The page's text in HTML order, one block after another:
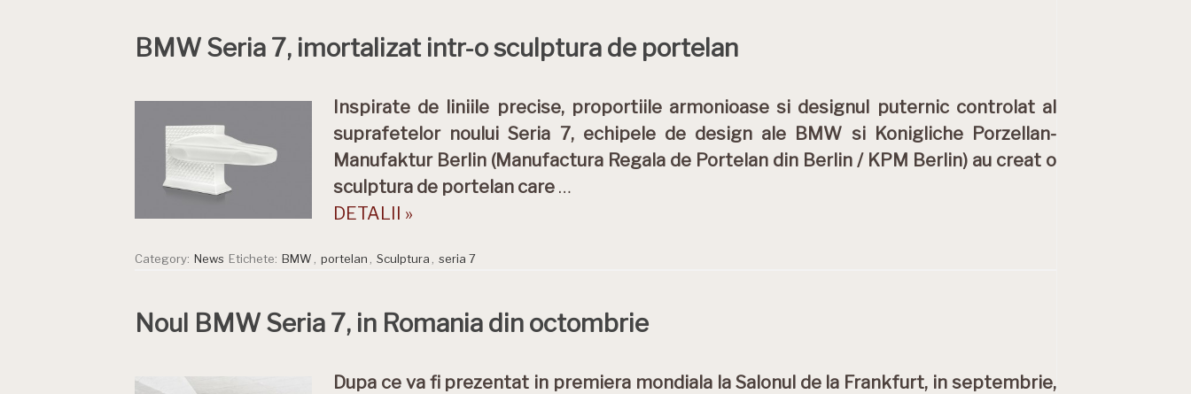
BMW Seria 7, imortalizat intr-o sculptura de portelan
Inspirate de liniile precise, proportiile armonioase si designul puternic controlat al
suprafetelor noului Seria 7, echipele de design ale BMW si Konigliche Porzellan-
Manufaktur Berlin (Manufactura Regala de Portelan din Berlin / KPM Berlin) au creat o
sculptura de portelan care …
DETALII »
Category: News Etichete: BMW portelan Sculptura seria 7
Noul BMW Seria 7, in Romania din octombrie
Dupa ce va fi prezentat in premiera mondiala la Salonul de la Frankfurt, in septembrie,